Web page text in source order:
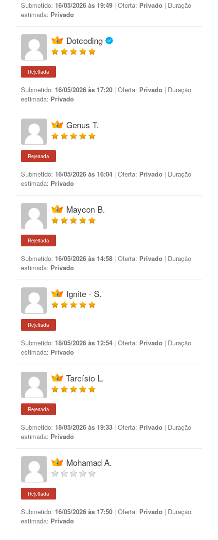
Submetido: 16/05/2026 às 19:49 | Oferta: Privado | Duração
estimada: Privado
Dotcoding
Rejeitada
Submetido: 16/05/2026 às 17:20 | Oferta: Privado | Duração
estimada: Privado
Genus T.
Rejeitada
Submetido: 16/05/2026 às 16:04 | Oferta: Privado | Duração
estimada: Privado
Maycon B.
Rejeitada
Submetido: 16/05/2026 às 14:58 | Oferta: Privado | Duração
estimada: Privado
Ignite - S.
Rejeitada
Submetido: 18/05/2026 às 12:54 | Oferta: Privado | Duração
estimada: Privado
Tarcísio L.
Rejeitada
Submetido: 18/05/2026 às 19:33 | Oferta: Privado | Duração
estimada: Privado
Mohamad A.
Rejeitada
Submetido: 16/05/2026 às 17:50 | Oferta: Privado | Duração
estimada: Privado